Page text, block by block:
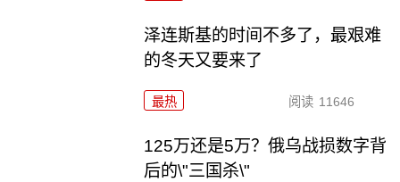
泽连斯基的时间不多了，最艰难
的冬天又要来了
最热 阅读 11646
125万还是5万？俄乌战损数字背
后的\"三国杀\"